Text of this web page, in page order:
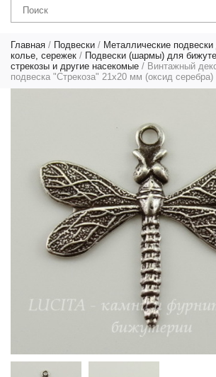
Главная / Подвески / Металлические подвески
колье, сережек / Подвески (шармы) для
стрекозы и другие насекомые / Винтажный
подвеска "Стрекоза" 21х20 мм (оксид серебра)